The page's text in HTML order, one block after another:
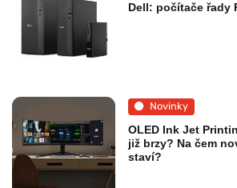
Dell: počítače řady
Novinky
OLED Ink Jet
již brzy? Na čem
staví?